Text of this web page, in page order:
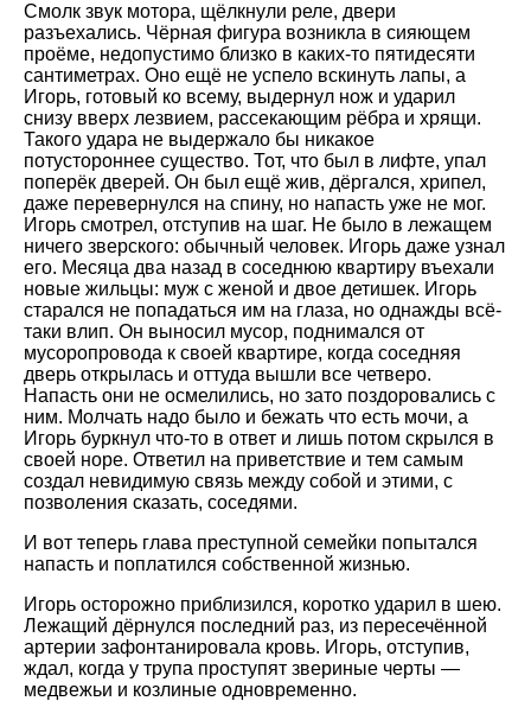
Смолк звук мотора, щёлкнули реле, двери
разъехались. Чёрная фигура возникла в сияющем
проёме, недопустимо близко в каких-то пятидесяти
сантиметрах. Оно ещё не успело вскинуть лапы, а
Игорь, готовый ко всему, выдернул нож и ударил
снизу вверх лезвием, рассекающим рёбра и хрящи.
Такого удара не выдержало бы никакое
потустороннее существо. Тот, что был в лифте, упал
поперёк дверей. Он был ещё жив, дёргался, хрипел,
даже перевернулся на спину, но напасть уже не мог.
Игорь смотрел, отступив на шаг. Не было в лежащем
ничего зверского: обычный человек. Игорь даже узнал
его. Месяца два назад в соседнюю квартиру въехали
новые жильцы: муж с женой и двое детишек. Игорь
старался не попадаться им на глаза, но однажды всё-
таки влип. Он выносил мусор, поднимался от
мусоропровода к своей квартире, когда соседняя
дверь открылась и оттуда вышли все четверо.
Напасть они не осмелились, но зато поздоровались с
ним. Молчать надо было и бежать что есть мочи, а
Игорь буркнул что-то в ответ и лишь потом скрылся в
своей норе. Ответил на приветствие и тем самым
создал невидимую связь между собой и этими, с
позволения сказать, соседями.
И вот теперь глава преступной семейки попытался
напасть и поплатился собственной жизнью.
Игорь осторожно приблизился, коротко ударил в шею.
Лежащий дёрнулся последний раз, из пересечённой
артерии зафонтанировала кровь. Игорь, отступив,
ждал, когда у трупа проступят звериные черты —
медвежьи и козлиные одновременно.